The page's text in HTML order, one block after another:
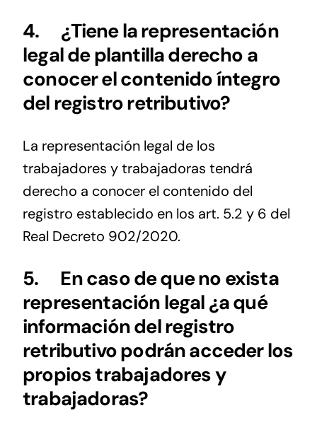
4. ¿Tiene la representación
legal de plantilla derecho a
conocer el contenido íntegro
del registro retributivo?
La representación legal de los
trabajadores y trabajadoras tendrá
derecho a conocer el contenido del
registro establecido en los art. 5.2 y 6 del
Real Decreto 902/2020.
5. En caso de que no exista
representación legal ¿a qué
información del registro
retributivo podrán acceder los
propios trabajadores y
trabajadoras?